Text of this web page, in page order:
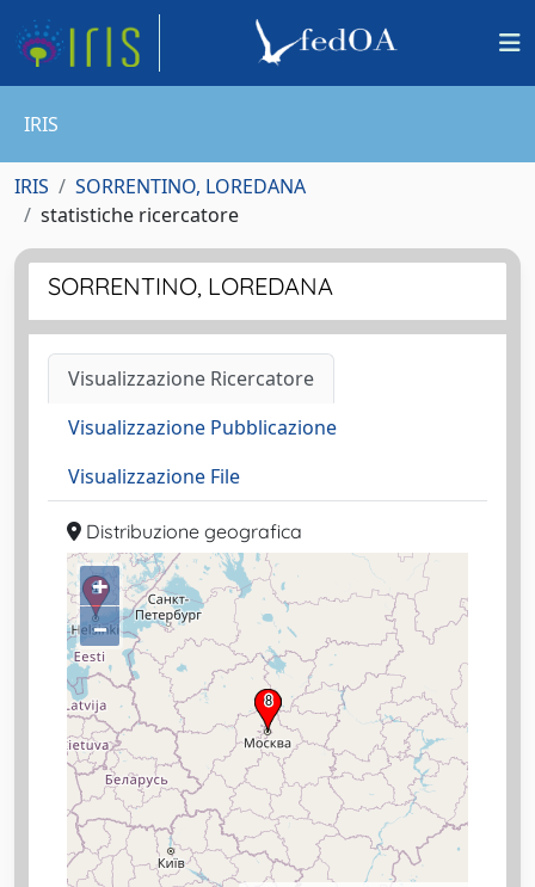
IRIS
IRIS
SORRENTINO, LOREDANA
statistiche ricercatore
SORRENTINO, LOREDANA
Visualizzazione Ricercatore
Visualizzazione Pubblicazione
Visualizzazione File
Distribuzione geografica
+
–